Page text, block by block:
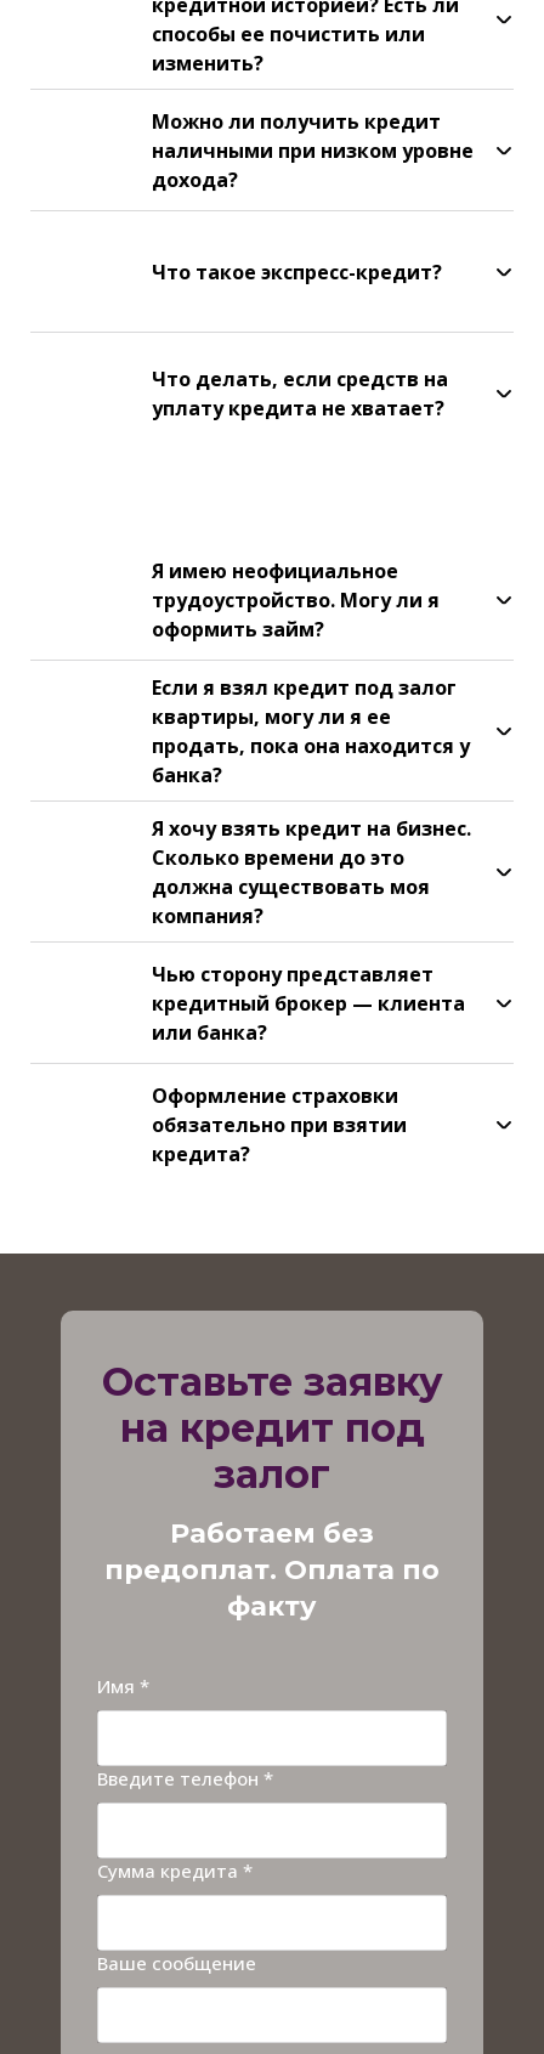
способы ее почистить или
изменить?
Можно ли получить кредит
наличными при низком уровне
дохода?
Что такое экспресс-кредит?
Что делать, если средств на
уплату кредита не хватает?
Я имею неофициальное
трудоустройство. Могу ли я
оформить займ?
Если я взял кредит под залог
квартиры, могу ли я ее
продать, пока она находится у
банка?
Я хочу взять кредит на бизнес.
Сколько времени до это
должна существовать моя
компания?
Чью сторону представляет
кредитный брокер — клиента
или банка?
Оформление страховки
обязательно при взятии
кредита?
Оставьте заявку
на кредит под
залог
Работаем без
предоплат. Оплата по
факту
Имя *
Введите телефон *
Сумма кредита *
Ваше сообщение